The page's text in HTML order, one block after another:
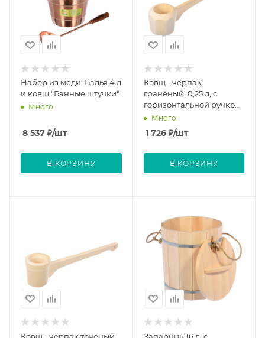
Набор из меди: Бадья 4 л
и ковш "Банные штучки"
Много
8 537 ₽/шт
В КОРЗИНУ
Ковш - черпак
гранёный, 0,25 л, с
горизонтальной ручкой,
липа "Банные штучки"
Много
1 726₽/шт
В КОРЗИНУ
Ковш - черпак точёный, Запарник 16 л, с